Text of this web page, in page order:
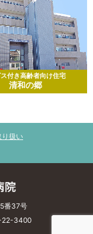
付き高齢者向け住宅
清和の郷
り扱い
番37号
22-3400